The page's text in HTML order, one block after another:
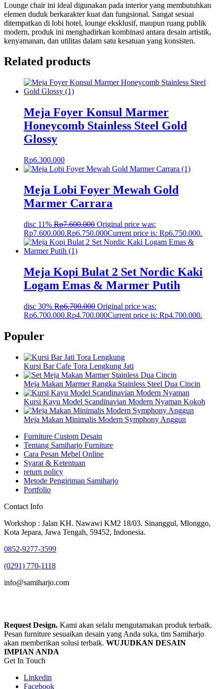
Lounge chair ini ideal digunakan pada interior yang membutuhkan
elemen duduk berkarakter kuat dan fungsional. Sangat sesuai
ditempatkan di lobi hotel, lounge eksklusif, maupun ruang publik
modern, produk ini menghadirkan kombinasi antara desain artistik,
kenyamanan, dan utilitas dalam satu kesatuan yang konsisten.
Related products
Meja Foyer Konsul Marmer
Honeycomb Stainless Steel Gold
Glossy
Rp6.300.000
Meja Lobi Foyer Mewah Gold
Marmer Carrara
disc 11% Rp7.600.000 Original price was:
Rp7.600.000.Rp6.750.000Current price is: Rp6.750.000.
Meja Kopi Bulat 2 Set Nordic Kaki
Logam Emas & Marmer Putih
disc 30% Rp6.700.000 Original price was:
Rp6.700.000.Rp4.700.000Current price is: Rp4.700.000.
Populer
Kursi Bar Cafe Tora Lengkung Jati
Meja Makan Marmer Rangka Stainless Steel Dua Cincin
Kursi Kayu Model Scandinavian Modern Nyaman Kokoh
Meja Makan Minimalis Modern Symphony Anggun
Furniture Custom Desain
Tentang Samiharjo Furniture
Cara Pesan Mebel Online
Syarat & Ketentuan
return policy
Metode Pengiriman Samiharjo
Portfolio
Contact Info
Workshop : Jalan KH. Nawawi KM2 18/03. Sinanggul, Mlonggo,
Kota Jepara, Jawa Tengah, 59452, Indonesia.
0852-9277-3599
(0291) 770-1118
info@samiharjo.com
Request Design. Kami akan selalu mengutamakan produk terbaik.
Pesan furniture sesuaikan desain yang Anda suka, tim Samiharjo
akan memberikan solusi terbaik. WUJUDKAN DESAIN
IMPIAN ANDA
Get In Touch
Linkedin
Facebook